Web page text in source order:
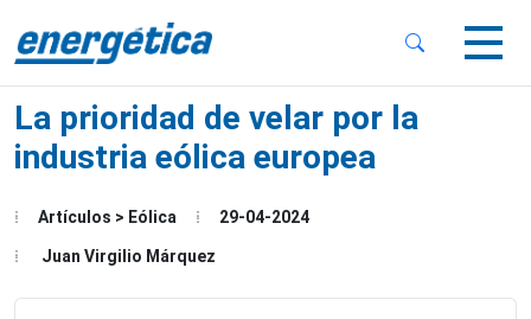
Menu
La prioridad de velar por la
industria eólica europea
Artículos > Eólica 29-04-2024
Juan Virgilio Márquez